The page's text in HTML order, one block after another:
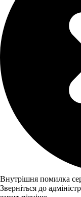
Внутрішня помилка
Зверніться до